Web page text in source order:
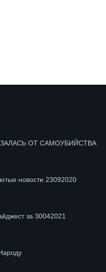
ОТ САМОУБИЙСТВА
новости 23092020
за 30042021